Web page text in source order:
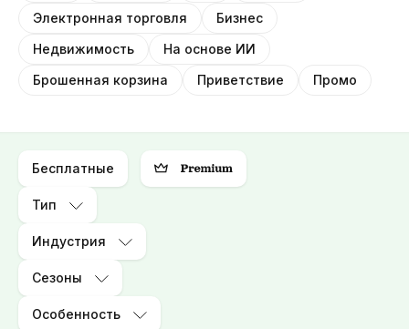
Электронная торговля
Бизнес
Недвижимость
На основе ИИ
Брошенная корзина
Приветствие Промо
Бесплатные
Тип
Индустрия
Сезоны
Особенность